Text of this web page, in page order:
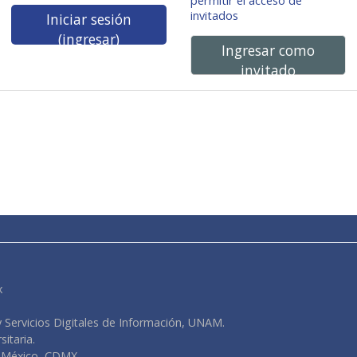
Iniciar sesión
(ingresar)
invitados
Ingresar como
invitado
Digitales de Información, UNAM.